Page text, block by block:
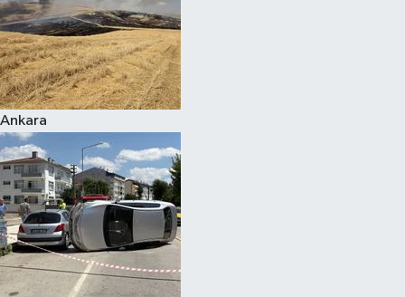
Ankara
Sağlık
Siyaset
Teknoloji
Televizyon
Yaşam-Çevre